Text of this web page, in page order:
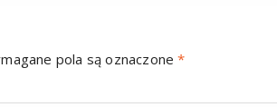
pola są oznaczone*